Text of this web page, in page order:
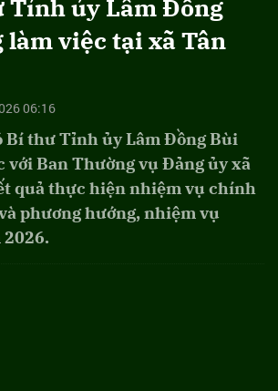
Tỉnh ủy Lâm Đồng
làm việc tại xã Tân
06:16
Bí thư Tỉnh ủy Lâm Đồng Bùi
với Ban Thường vụ Đảng ủy xã
quả thực hiện nhiệm vụ chính
phương hướng, nhiệm vụ